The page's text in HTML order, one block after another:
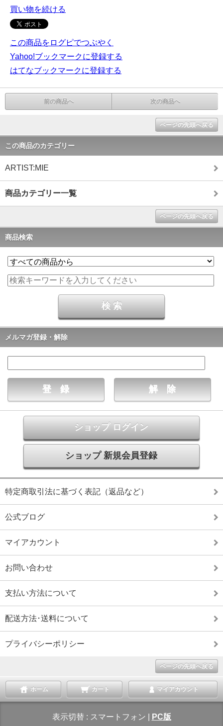
買い物を続ける
この商品をログピでつぶやく
Yahoo!ブックマークに登録する
はてなブックマークに登録する
前の商品へ 次の商品へ
ページの先頭へ戻る
この商品のカテゴリー
ARTIST:MIE
商品カテゴリー一覧
ページの先頭へ戻る
商品検索
メルマガ登録・解除
ショップ ログイン
ショップ 新規会員登録
特定商取引法に基づく表記（返品など）
公式ブログ
マイアカウント
お問い合わせ
支払い方法について
配送方法･送料について
プライバシーポリシー
ページの先頭へ戻る
ホーム カート マイアカウント
表示切替 : スマートフォン PC版